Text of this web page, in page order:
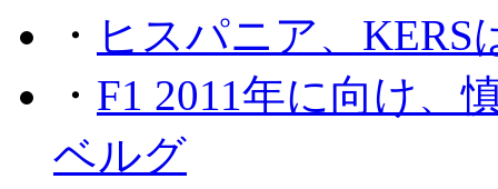
・ ヒスパニア、KERS
・ F1 2011年に向け、
ベルグ